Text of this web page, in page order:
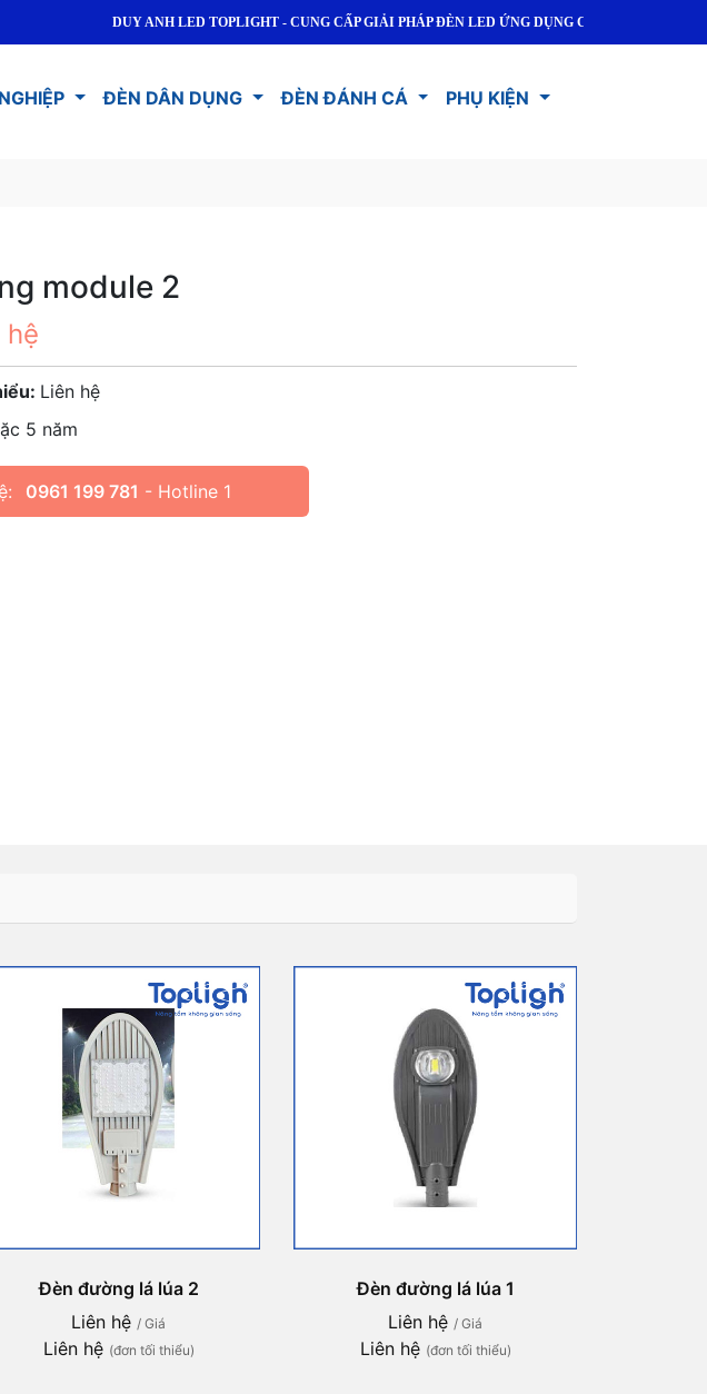
DUY ANH LED TOPLIGHT - CUNG CẤP GIẢI PHÁP ĐÈN LED ỨNG DỤNG CHO DÂN DỤNG VÀ CÔNG
ĐÈN DÂN DỤNG ĐÈN ĐÁNH CÁ PHỤ KIỆN
module 2
hệ
Liên hệ
5 năm
0961 199 781 - Hotline 1
Đèn đường lá lúa 2
Liên hệ / Giá
Liên hệ (đơn tối thiểu)
Đèn đường lá lúa 1
Liên hệ / Giá
Liên hệ (đơn tối thiểu)